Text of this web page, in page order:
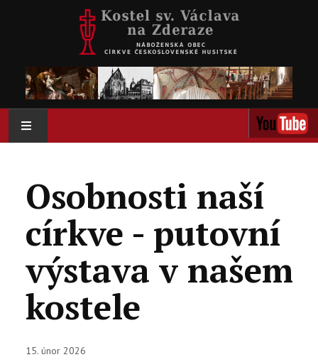
O NÁS
AKTIVITY
KOLUMBÁRIUM
KALENDÁŘ
Osobnosti naší
církve - putovní
výstava v našem
kostele
15. únor 2026